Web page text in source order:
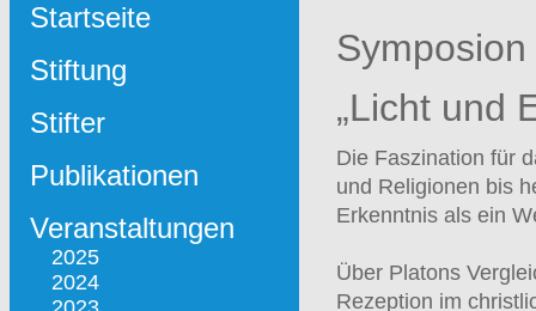
Startseite
Stiftung
Stifter
Publikationen
Veranstaltungen
2025
2024
„Licht und
Die Faszination für
und Religionen bis
Erkenntnis als ein
Über Platons
Rezeption im